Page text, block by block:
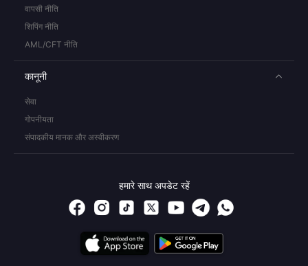
वापसी नीति
शिपिंग नीति
AML/CFT नीति
कानूनी
सेवा
गोपनीयता
संपादकीय मानक और अस्वीकरण
हमारे साथ अपडेट रहें